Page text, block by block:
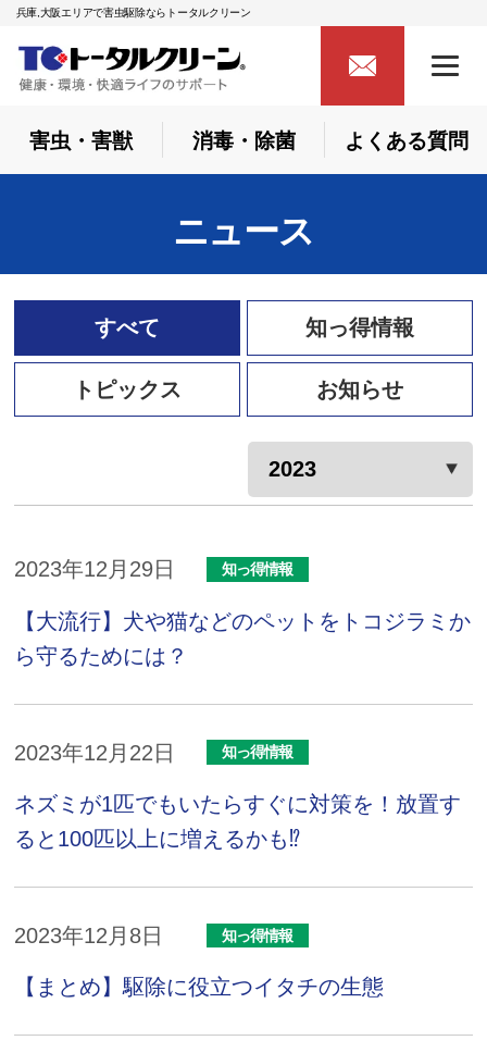
兵庫,大阪エリアで害虫駆除ならトータルクリーン
害虫・害獣 消毒・除菌 よくある質問
ニュース
すべて 知っ得情報
トピックス お知らせ
2023年12月29日 知っ得情報
【大流行】犬や猫などのペットをトコジラミか
ら守るためには？
2023年12月22日 知っ得情報
ネズミが1匹でもいたらすぐに対策を！放置す
ると100匹以上に増えるかも⁉
2023年12月8日 知っ得情報
【まとめ】駆除に役立つイタチの生態